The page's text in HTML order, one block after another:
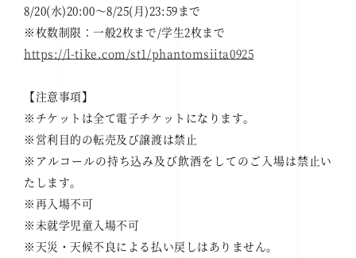
8/20(水)20:00～8/25(月)23:59まで
※枚数制限：一般2枚まで/学生2枚まで
https://l-tike.com/st1/phantomsiita0925
【注意事項】
※チケットは全て電子チケットになります。
※営利目的の転売及び譲渡は禁止
※アルコールの持ち込み及び飲酒をしてのご入場は禁止い
たします。
※再入場不可
※未就学児童入場不可
※天災・天候不良による払い戻しはありません。